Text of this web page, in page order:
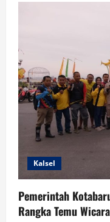
Kalsel
Pemerintah
Rangka Temu